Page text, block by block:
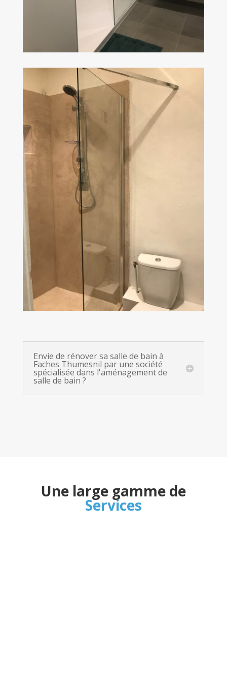
Envie de rénover sa salle de bain à
Faches Thumesnil par une société
spécialisée dans l'aménagement de
salle de bain ?
Une large gamme de
Services